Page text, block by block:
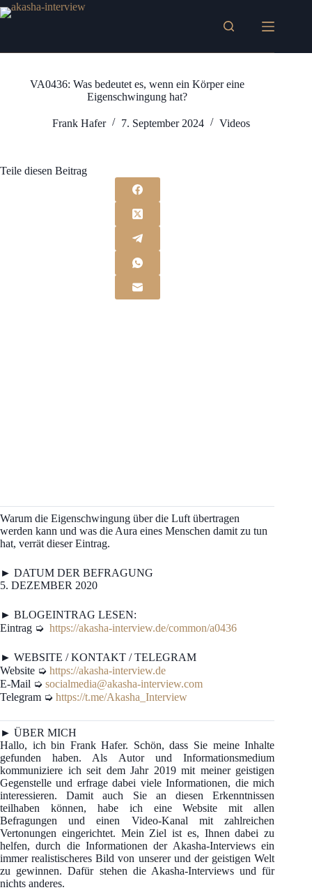
Zum
Inhalt
VA0436: Was bedeutet es, wenn ein Körper eine
Eigenschwingung hat?
Frank Hafer 7. September 2024 Videos
Teile diesen Beitrag
Warum die Eigenschwingung über die Luft übertragen
werden kann und was die Aura eines Menschen damit zu tun
hat, verrät dieser Eintrag.
► DATUM DER BEFRAGUNG
5. DEZEMBER 2020
► BLOGEINTRAG LESEN:
Eintrag ➭ https://akasha-interview.de/common/a0436
► WEBSITE / KONTAKT / TELEGRAM
Website ➭ https://akasha-interview.de
E-Mail ➭ socialmedia@akasha-interview.com
Telegram ➭ https://t.me/Akasha_Interview
► ÜBER MICH
Hallo, ich bin Frank Hafer. Schön, dass Sie meine Inhalte
gefunden haben. Als Autor und Informationsmedium
kommuniziere ich seit dem Jahr 2019 mit meiner geistigen
Gegenstelle und erfrage dabei viele Informationen, die mich
interessieren. Damit auch Sie an diesen Erkenntnissen
teilhaben können, habe ich eine Website mit allen
Befragungen und einen Video-Kanal mit zahlreichen
Vertonungen eingerichtet. Mein Ziel ist es, Ihnen dabei zu
helfen, durch die Informationen der Akasha-Interviews ein
immer realistischeres Bild von unserer und der geistigen Welt
zu gewinnen. Dafür stehen die Akasha-Interviews und für
nichts anderes.